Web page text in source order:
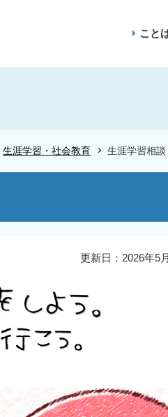
こと
生涯学習・社会教育 生涯学習相談
更新日：2026年5